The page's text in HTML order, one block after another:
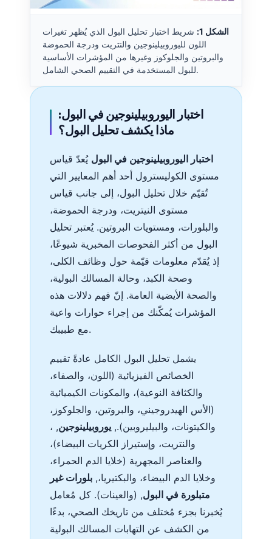
الشكل 1:
شريط اختبار تحليل البول الذي يُظهر تغيرات
اللون لليوروبيلينوجين والنتريت ودرجة الحموضة
والبروتين والجلوكوز وغيرها من المؤشرات الأساسية
للبول المستخدمة في التقييم الصحي الشامل.
اختبار اليوروبيلينوجين في البول:
ماذا يكشف تحليل البول؟
اختبار اليوروبيلينوجين في البول يُعدّ قياس
مستوى الكوليسترول أحد أهم المعايير التي
تُقيّم خلال تحليل البول، إلى جانب قياس
مستوى النيتريت، ودرجة الحموضة،
والبلورات، ومستويات البروتين. يُعتبر تحليل
البول من أكثر الفحوصات المخبرية شيوعًا،
إذ يُقدّم معلومات قيّمة حول وظائف الكلى،
وصحة الكبد، وحالة المسالك البولية،
والصحة الأيضية العامة. إنّ فهم دلالات هذه
المؤشرات يُمكّنك من إجراء حوارات واعية
مع طبيبك.
يشمل تحليل البول الكامل عادةً تقييم
الخصائص الفيزيائية (اللون، والصفاء،
والكثافة النوعية)، والمكونات الكيميائية
(الأس الهيدروجيني، والبروتين، والجلوكوز،
والكيتونات، والبيليروبين)., يوروبيلينوجين, ،
والنتريت، وإستيراز الكريات البيضاء)،
والعناصر المجهرية (خلايا الدم الحمراء،
وخلايا الدم البيضاء، والبكتيريا،, بلورات غير
متبلورة في البول, (والعينات). كل مُعامل
يُخبرنا بجزء مُختلف من تاريخك الصحي، بدءًا
من الكشف عن التهابات المسالك البولية